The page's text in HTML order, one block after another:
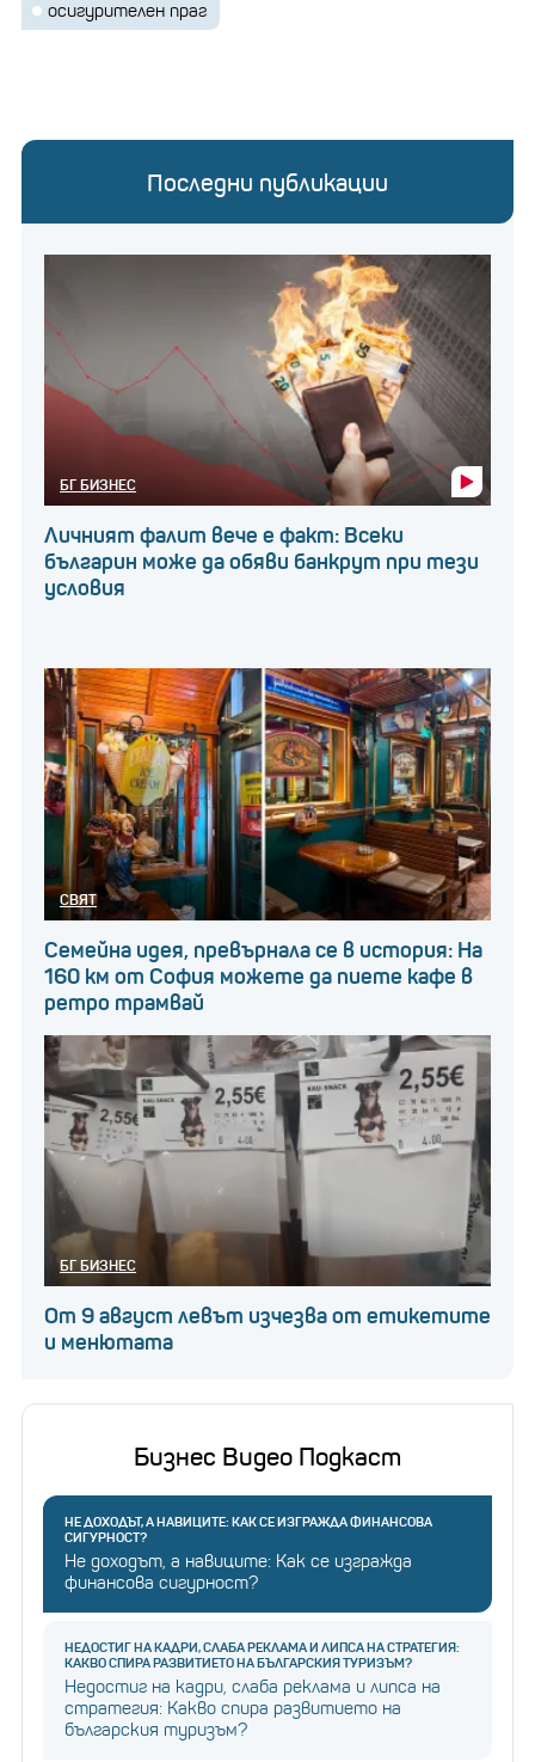
осигурителен праг
Последни публикации
БГ БИЗНЕС
Личният фалит вече е факт: Всеки
българин може да обяви банкрут при тези
условия
СВЯТ
Семейна идея, превърнала се в история: На
160 км от София можете да пиете кафе в
ретро трамвай
БГ БИЗНЕС
От 9 август левът изчезва от етикетите
и менютата
Бизнес Видео Подкаст
НЕ ДОХОДЪТ, А НАВИЦИТЕ: КАК СЕ ИЗГРАЖДА ФИНАНСОВА
СИГУРНОСТ?
Не доходът, а навиците: Как се изгражда
финансова сигурност?
НЕДОСТИГ НА КАДРИ, СЛАБА РЕКЛАМА И ЛИПСА НА СТРАТЕГИЯ:
КАКВО СПИРА РАЗВИТИЕТО НА БЪЛГАРСКИЯ ТУРИЗЪМ?
Недостиг на кадри, слаба реклама и липса на
стратегия: Какво спира развитието на
българския туризъм?